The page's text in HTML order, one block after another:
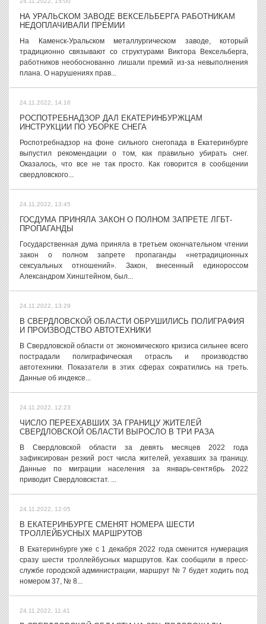
НА УРАЛЬСКОМ ЗАВОДЕ ВЕКСЕЛЬБЕРГА РАБОТНИКАМ
НЕДОПЛАЧИВАЛИ ПРЕМИИ
На Каменск-Уральском металлургическом заводе, который
традиционно связывают со структурами Виктора Вексельберга,
работников необоснованно лишали премий из-за невыполнения
плана. О нарушениях прав...
24.11.2022, 14:16
РОСПОТРЕБНАДЗОР ДАЛ ЕКАТЕРИНБУРЖЦАМ
ИНСТРУКЦИИ ПО УБОРКЕ СНЕГА
Роспотребнадзор на фоне сильного снегопада в Екатеринбурге
выпустил рекомендации о том, как правильно убирать снег.
Оказалось, что все не так просто. Как говорится в сообщении
свердловского...
24.11.2022, 13:45
ГОСДУМА ПРИНЯЛА ЗАКОН О ПОЛНОМ ЗАПРЕТЕ ЛГБТ-
ПРОПАГАНДЫ
Государственная дума приняла в третьем окончательном чтении
закон о полном запрете пропаганды «нетрадиционных
сексуальных отношений». Закон, внесенный единороссом
Александром Хинштейном, был...
24.11.2022, 13:29
В СВЕРДЛОВСКОЙ ОБЛАСТИ ОБРУШИЛИСЬ ПОЛИГРАФИЯ
И ПРОИЗВОДСТВО АВТОТЕХНИКИ
В Свердловской области от экономического кризиса сильнее всего
пострадали полиграфическая отрасль и производство
автотехники. Показатели в этих сферах сократились на треть.
Данные об индексе...
24.11.2022, 12:23
ЧИСЛО ПЕРЕЕХАВШИХ ЗА ГРАНИЦУ ЖИТЕЛЕЙ
СВЕРДЛОВСКОЙ ОБЛАСТИ ВЫРОСЛО В ТРИ РАЗА
В Свердловской области за девять месяцев 2022 года
зафиксирован резкий рост числа жителей, уехавших за границу.
Данные по миграции населения за январь-сентябрь 2022
приводит Свердловскстат. ...
24.11.2022, 12:05
В ЕКАТЕРИНБУРГЕ СМЕНЯТ НОМЕРА ШЕСТИ
ТРОЛЛЕЙБУСНЫХ МАРШРУТОВ
В Екатеринбурге уже с 1 декабря 2022 года сменится нумерация
сразу шести троллейбусных маршрутов. Как сообщили в пресс-
службе городской администрации, маршрут № 7 будет ходить под
номером 37, № 8...
24.11.2022, 11:41